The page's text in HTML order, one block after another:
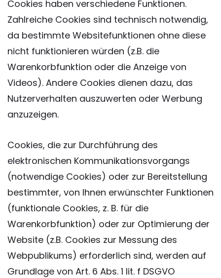
Cookies haben verschiedene Funktionen.
Zahlreiche Cookies sind technisch notwendig,
da bestimmte Websitefunktionen ohne diese
nicht funktionieren würden (z.B. die
Warenkorbfunktion oder die Anzeige von
Videos). Andere Cookies dienen dazu, das
Nutzerverhalten auszuwerten oder Werbung
anzuzeigen.
Cookies, die zur Durchführung des
elektronischen Kommunikationsvorgangs
(notwendige Cookies) oder zur Bereitstellung
bestimmter, von Ihnen erwünschter Funktionen
(funktionale Cookies, z. B. für die
Warenkorbfunktion) oder zur Optimierung der
Website (z.B. Cookies zur Messung des
Webpublikums) erforderlich sind, werden auf
Grundlage von Art. 6 Abs. 1 lit. f DSGVO